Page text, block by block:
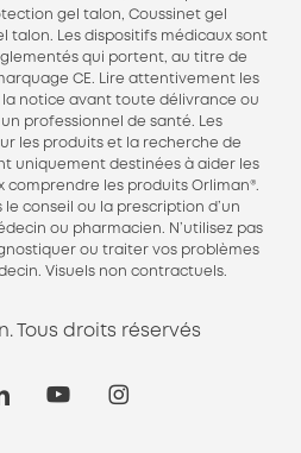
gel talon, Coussinet gel
talon. Les dispositifs médicaux sont
qui portent, au titre de
CE. Lire attentivement les
notice avant toute délivrance ou
professionnel de santé. Les
les produits et la recherche de
uniquement destinées à aider les
comprendre les produits Orliman®.
le conseil ou la prescription d’un
ou pharmacien. N’utilisez pas
ou traiter vos problèmes
Visuels non contractuels.
Tous droits réservés
youtubeinstagram